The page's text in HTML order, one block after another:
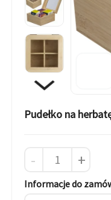
Pudełko na
- +
Informacje do